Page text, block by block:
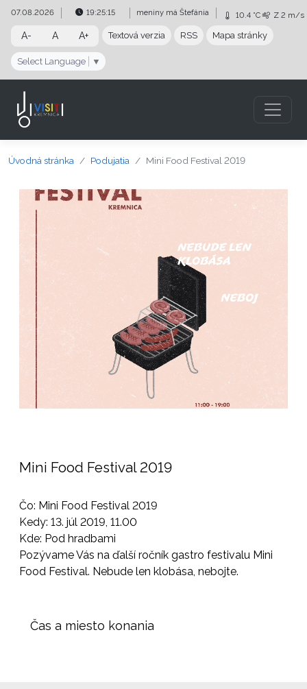
Preskočiť na obsah
Preskočiť na hlavné menu
07.08.2026 19:25:16 meniny máŠtefánia 10.4 °C Z 2 m/s
A- A A+ Textová verzia RSS Mapa stránky
Select Language ▼
Úvodná stránka Podujatia Mini Food Festival 2019
Mini Food Festival 2019
Čo: Mini Food Festival 2019
Kedy: 13. júl 2019, 11.00
Kde: Pod hradbami
Pozývame Vás na ďalší ročník gastro festivalu Mini
Food Festival. Nebude len klobása, nebojte.
Čas a miesto konania